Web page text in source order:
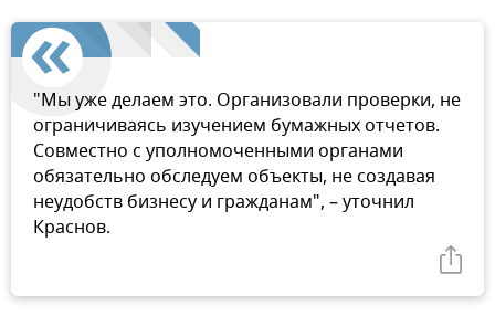
"Мы уже делаем это. Организовали проверки, не
ограничиваясь изучением бумажных отчетов.
Совместно с уполномоченными органами
обязательно обследуем объекты, не создавая
неудобств бизнесу и гражданам", – уточнил
Краснов.